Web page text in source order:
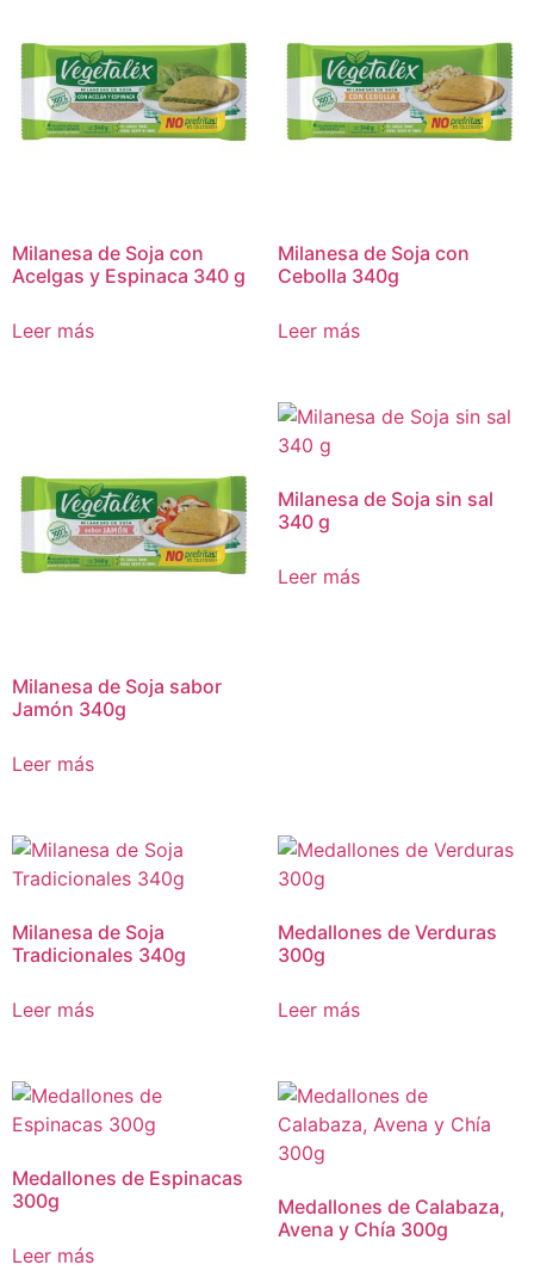
Milanesa de Soja con
Acelgas y Espinaca 340 g
Leer más
Milanesa de Soja con
Cebolla 340g
Leer más
Milanesa de Soja sabor
Jamón 340g
Leer más
Milanesa de Soja sin sal
340 g
Leer más
Milanesa de Soja
Tradicionales 340g
Leer más
Medallones de Verduras
300g
Leer más
Medallones de Espinacas
300g
Leer más
Medallones de Calabaza,
Avena y Chía 300g